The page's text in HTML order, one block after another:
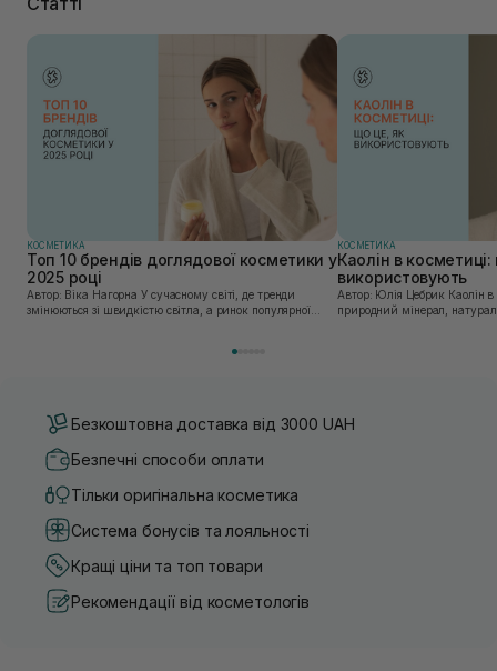
КОСМЕТИКА
Топ 10 брендів доглядової косметики у
2025 році
Автор: Віка Нагорна У сучасному світі, де тренди
змінюються зі швидкістю світла, а ринок популярної
КОСМЕТИКА
Каолін в
використовують
Автор: Юлія Цебрик Каолін в косметології – це
природний мінерал,
Безкоштовна доставка від 3000 UAH
Безпечні способи оплати
Тільки оригінальна косметика
Система бонусів та лояльності
Кращі ціни та топ товари
Рекомендації від косметологів